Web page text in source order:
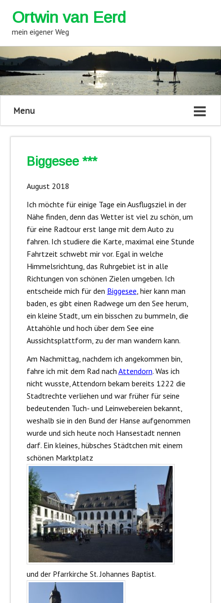
Ortwin van Eerd
mein eigener Weg
Menu
Biggesee ***
August 2018
Ich möchte für einige Tage ein Ausflugsziel in der
Nähe finden, denn das Wetter ist viel zu schön, um
für eine Radtour erst lange mit dem Auto zu
fahren. Ich studiere die Karte, maximal eine Stunde
Fahrtzeit schwebt mir vor. Egal in welche
Himmelsrichtung, das Ruhrgebiet ist in alle
Richtungen von schönen Zielen umgeben. Ich
entscheide mich für den Biggesee, hier kann man
baden, es gibt einen Radwege um den See herum,
ein kleine Stadt, um ein bisschen zu bummeln, die
Attahöhle und hoch über dem See eine
Aussichtsplattform, zu der man wandern kann.
Am Nachmittag, nachdem ich angekommen bin,
fahre ich mit dem Rad nach Attendorn. Was ich
nicht wusste, Attendorn bekam bereits 1222 die
Stadtrechte verliehen und war früher für seine
bedeutenden Tuch- und Leinwebereien bekannt,
weshalb sie in den Bund der Hanse aufgenommen
wurde und sich heute noch Hansestadt nennen
darf. Ein kleines, hübsches Städtchen mit einem
schönen Marktplatz
und der Pfarrkirche St. Johannes Baptist.